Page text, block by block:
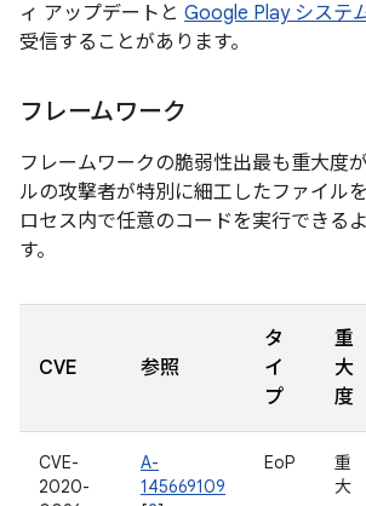
ィ アップデートと Google Play システ
受信することがあります。
フレームワーク
フレームワークの脆弱性出最も重大度
ルの攻撃者が特別に細工したファイル
ロセス内で任意のコードを実行できる
す。
CVE 参照
タ
イ
プ
重
大
度
CVE-
2020-
A-
145669109
EoP
重
大